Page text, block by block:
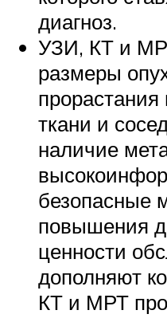
диагноз.
УЗИ, КТ и
размеры
ткани и
наличие
безопасные
повышения
ценности
дополняют
КТ и МРТ